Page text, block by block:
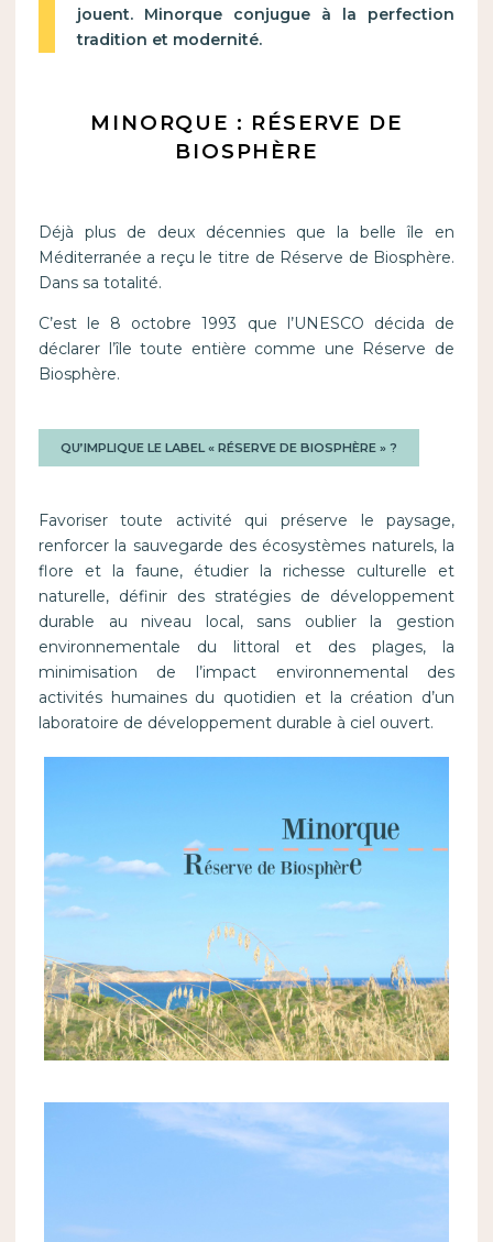
jouent. Minorque conjugue à la perfection
tradition et modernité.
MINORQUE : RÉSERVE DE
BIOSPHÈRE
Déjà plus de deux décennies que la belle île en
Méditerranée a reçu le titre de Réserve de Biosphère.
Dans sa totalité.
C’est le 8 octobre 1993 que l’UNESCO décida de
déclarer l’île toute entière comme une Réserve de
Biosphère.
QU’IMPLIQUE LE LABEL « RÉSERVE DE BIOSPHÈRE » ?
Favoriser toute activité qui préserve le paysage,
renforcer la sauvegarde des écosystèmes naturels, la
flore et la faune, étudier la richesse culturelle et
naturelle, définir des stratégies de développement
durable au niveau local, sans oublier la gestion
environnementale du littoral et des plages, la
minimisation de l’impact environnemental des
activités humaines du quotidien et la création d’un
laboratoire de développement durable à ciel ouvert.